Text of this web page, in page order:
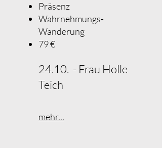
Präsenz
Wahrnehmungs-
Wanderung
79 €​
24.10. - Frau Holle
Teich
mehr...